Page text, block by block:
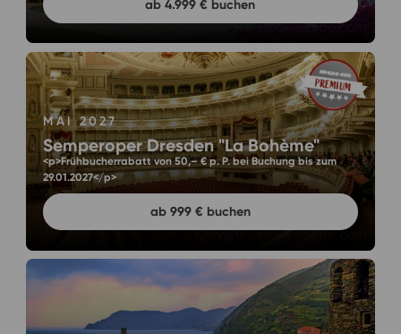
ab 4.999 € buchen
MAI 2027
Semperoper Dresden "La Bohème"
<p>Frühbucherrabatt von 50,– € p. P. bei Buchung bis zum
29.01.2027</p>
ab 999 € buchen